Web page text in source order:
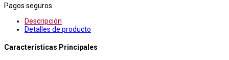
Pagos seguros
Descripción
Detalles de producto
Características Principales